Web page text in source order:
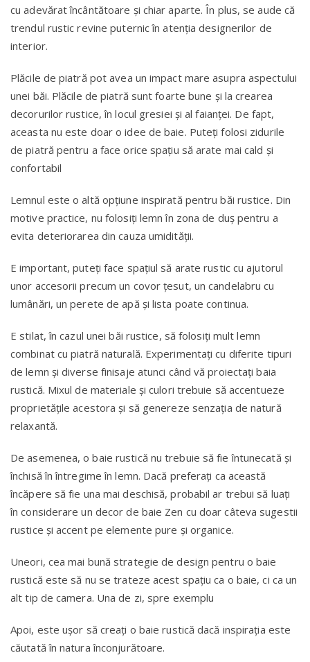
cu adevărat încântătoare şi chiar aparte. În plus, se aude că
trendul rustic revine puternic în atenția designerilor de
interior.
Plăcile de piatră pot avea un impact mare asupra aspectului
unei băi. Plăcile de piatră sunt foarte bune şi la crearea
decorurilor rustice, în locul gresiei şi al faianţei. De fapt,
aceasta nu este doar o idee de baie. Puteți folosi zidurile
de piatră pentru a face orice spațiu să arate mai cald și
confortabil
Lemnul este o altă opţiune inspirată pentru băi rustice. Din
motive practice, nu folosiți lemn în zona de duș pentru a
evita deteriorarea din cauza umidităţii.
E important, puteți face spațiul să arate rustic cu ajutorul
unor accesorii precum un covor țesut, un candelabru cu
lumânări, un perete de apă şi lista poate continua.
E stilat, în cazul unei băi rustice, să folosiți mult lemn
combinat cu piatră naturală. Experimentați cu diferite tipuri
de lemn și diverse finisaje atunci când vă proiectați baia
rustică. Mixul de materiale şi culori trebuie să accentueze
proprietățile acestora și să genereze senzaţia de natură
relaxantă.
De asemenea, o baie rustică nu trebuie să fie întunecată și
închisă în întregime în lemn. Dacă preferați ca această
încăpere să fie una mai deschisă, probabil ar trebui să luați
în considerare un decor de baie Zen cu doar câteva sugestii
rustice și accent pe elemente pure și organice.
Uneori, cea mai bună strategie de design pentru o baie
rustică este să nu se trateze acest spațiu ca o baie, ci ca un
alt tip de camera. Una de zi, spre exemplu
Apoi, este ușor să creați o baie rustică dacă inspirația este
căutată în natura înconjurătoare.